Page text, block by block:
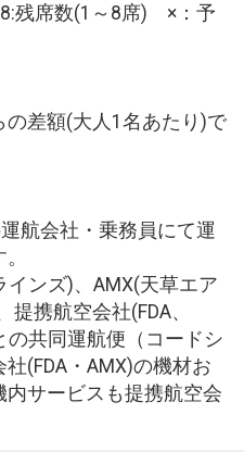
残席数(1～8席) ×：予
差額(大人1名あたり)で
航会社・乗務員にて運
インズ)、AMX(天草エア
携航空会社(FDA、
の共同運航便（コードシ
(FDA・AMX)の機材お
サービスも提携航空会